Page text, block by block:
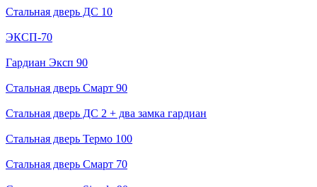
Стальная дверь ДС 10
ЭКСП-70
Гардиан Эксп 90
Стальная дверь Смарт 90
Стальная дверь ДС 2 + два замка гардиан
Стальная дверь Термо 100
Стальная дверь Смарт 70